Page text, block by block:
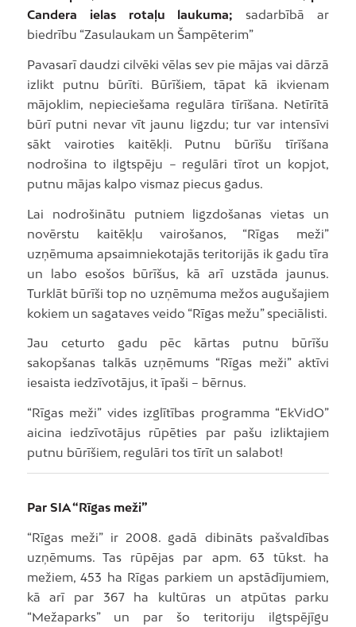
Candera ielas rotaļu laukuma;sadarbībā ar
biedrību “Zasulaukam un Šampēterim”
Pavasarī daudzi cilvēki vēlas sev pie mājas vai dārzā
izlikt putnu būrīti. Būrīšiem, tāpat kā ikvienam
mājoklim, nepieciešama regulāra tīrīšana. Netīrītā
būrī putni nevar vīt jaunu ligzdu; tur var intensīvi
sākt vairoties kaitēkļi. Putnu būrīšu tīrīšana
nodrošina to ilgtspēju – regulāri tīrot un kopjot,
putnu mājas kalpo vismaz piecus gadus.
Lai nodrošinātu putniem ligzdošanas vietas un
novērstu kaitēkļu vairošanos, “Rīgas meži”
uzņēmuma apsaimniekotajās teritorijās ik gadu tīra
un labo esošos būrīšus, kā arī uzstāda jaunus.
Turklāt būrīši top no uzņēmuma mežos augušajiem
kokiem un sagataves veido “Rīgas mežu” speciālisti.
Jau ceturto gadu pēc kārtas putnu būrīšu
sakopšanas talkās uzņēmums “Rīgas meži” aktīvi
iesaista iedzīvotājus, it īpaši – bērnus.
“Rīgas meži” vides izglītības programma “EkVidO”
aicina iedzīvotājus rūpēties par pašu izliktajiem
putnu būrīšiem, regulāri tos tīrīt un salabot!
Par SIA “Rīgas meži”
“Rīgas meži” ir 2008. gadā dibināts pašvaldības
uzņēmums. Tas rūpējas par apm. 63 tūkst. ha
mežiem, 453 ha Rīgas parkiem un apstādījumiem,
kā arī par 367 ha kultūras un atpūtas parku
“Mežaparks” un par šo teritoriju ilgtspējīgu